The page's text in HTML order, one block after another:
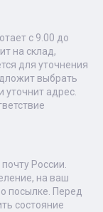
с 9.00 до
на склад,
для уточнения
выбрать
уточнит адрес.
России.
на ваш
посылке. Перед
состояние